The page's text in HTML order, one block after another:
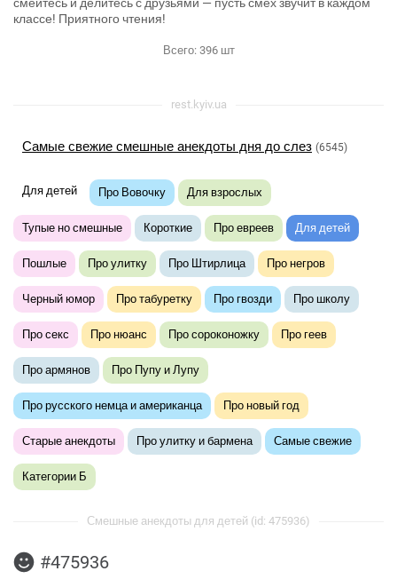
классе! Приятного чтения!
Всего: 396шт
rest.kyiv.ua
Самые свежие смешные анекдоты дня до слез (6545)
Для детей Про Вовочку Для взрослых
Тупые но смешные Короткие Про евреев Для детей
Пошлые Про улитку Про Штирлица Про негров
Черный юмор Про табуретку Про гвозди Про школу
Про секс Про нюанс Про сороконожку Про геев
Про армянов Про Пупу и Лупу
Про русского немца и американца Про новый год
Старые анекдоты Про улитку и бармена Самые свежие
Категории Б
Смешные анекдоты для детей (id: 475936)
#475936